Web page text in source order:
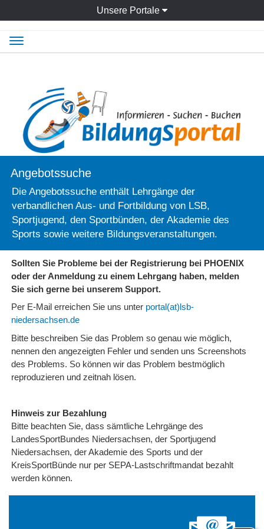
Unsere Portale
Angebotssuche
Die Angebotssuche enthält Lehrgänge der
verbandlichen Aus- und Fortbildung von LSB,
Sportjugend, den Sportbünden, der Akademie des
Sports sowie weitere Bildungsveranstaltungen.
Sollten Sie Probleme bei der Registrierung bei PHOENIX
oder der Anmeldung zu einem Lehrgang haben, melden
Sie sich gerne bei unserem Support.
Per E-Mail erreichen Sie uns unter portal(at)lsb-
niedersachsen.de
Bitte beschreiben Sie das Problem so genau wie möglich,
nennen den angezeigten Fehler und senden uns Screenshots
des Problems. So können wir das Problem bestmöglich
reproduzieren und zeitnah lösen.
Hinweis zur Bezahlung
Bitte beachten Sie, dass sämtliche Lehrgänge des
LandesSportBundes Niedersachsen, der Sportjugend
Niedersachsen, der Akademie des Sports und der
KreisSportBünde nur per SEPA-Lastschriftmandat bezahlt
werden können.
Navigation
ein-/ausblenden